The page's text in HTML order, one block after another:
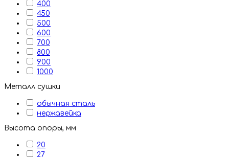
400
450
500
600
700
800
900
1000
Металл сушки
обычная сталь
нержавейка
Высота опоры, мм
20
27